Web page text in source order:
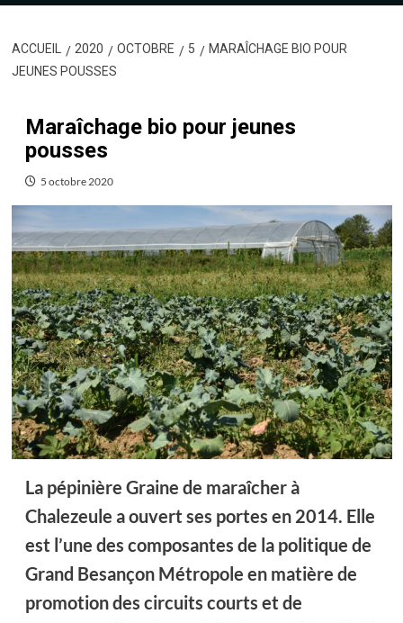
ACCUEIL 2020 OCTOBRE 5
MARAÎCHAGE BIO POUR
JEUNES POUSSES
Maraîchage bio pour jeunes
pousses
5 octobre 2020
La pépinière Graine de maraîcher à
Chalezeule a ouvert ses portes en 2014. Elle
est l’une des composantes de la politique de
Grand Besançon Métropole en matière de
promotion des circuits courts et de